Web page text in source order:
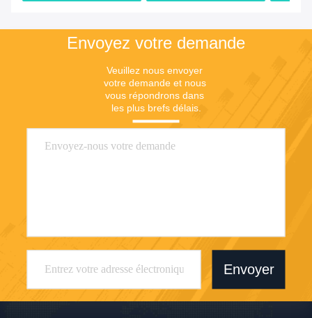
gaz 1/4"
pouce
Envoyez votre demande
Veuillez nous envoyer
votre demande et nous
vous répondrons dans
les plus brefs délais.
Envoyer